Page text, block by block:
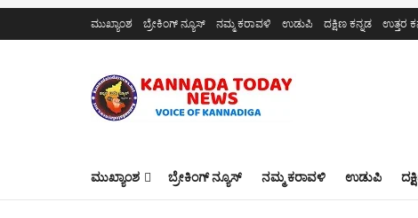
ಮುಖ್ಯಾಂಶ ಬ್ರೇಕಿಂಗ್ ನ್ಯೂಸ್ ನಮ್ಮ ಕರಾವಳಿ ಉಡುಪಿ ದಕ್ಷಿಣ ಕನ್ನಡ ಉತ್ತರ
ಮುಖ್ಯಾಂಶ ಬ್ರೇಕಿಂಗ್ ನ್ಯೂಸ್ ನಮ್ಮ ಕರಾವಳಿ ಉಡುಪಿ